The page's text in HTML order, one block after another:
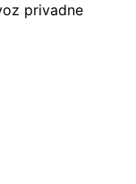
privadne